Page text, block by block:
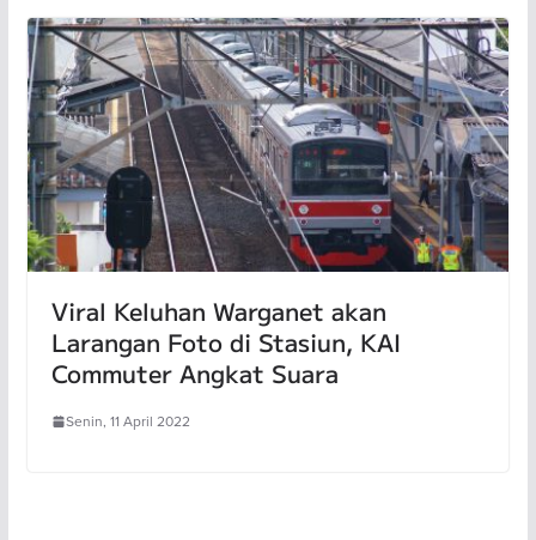
Viral Keluhan Warganet akan
Larangan Foto di Stasiun, KAI
Commuter Angkat Suara
Senin, 11 April 2022